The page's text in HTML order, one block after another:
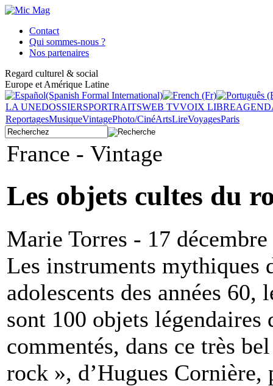
Contact
Qui sommes-nous ?
Nos partenaires
Regard culturel & social
Europe et Amérique Latine
LA UNEDOSSIERSPORTRAITSWEB TVVOIX LIBRE
ReportagesMusiqueVintagePhoto/CinéArtsLireVoyagesParis
France - Vintage
Les objets cultes du
Marie Torres - 17
Les instruments mythiques
adolescents des années
sont 100 objets
commentés, dans ce très
rock », d’Hugues